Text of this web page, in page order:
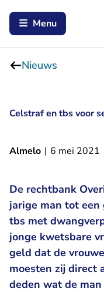
Menu
Nieuws
Celstraf en tbs voor
Almelo | 6 mei 2021
De rechtbank
jarige man tot een
tbs met
jonge kwetsbare
geld dat de
moesten zij direct
deden wat de